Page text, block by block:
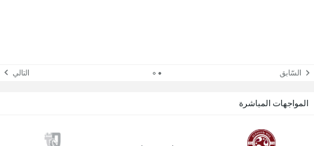
السّابق التالي
المواجهات المباشرة